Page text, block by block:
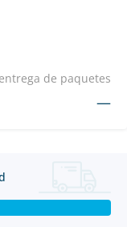
de paquetes
—